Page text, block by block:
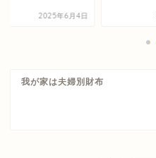
2025年6月4日
我が家は夫婦別財布